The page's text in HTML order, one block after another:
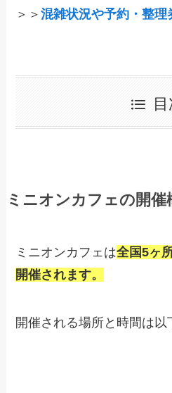
＞＞混雑状況や予約・整理
ミニオンカフェの開催
ミニオンカフェは全国5ヶ
開催されます。
開催される場所と時間は以